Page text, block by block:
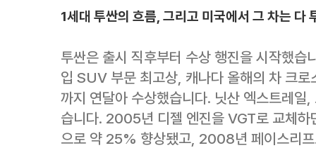
1세대 투싼의 흐름, 그리고 미국에서 그 차는 다
투싼은 출시 직후부터 수상 행진을 시작했
입 SUV 부문 최고상, 캐나다 올해의 차 크
까지 연달아 수상했습니다. 닛산 엑스트레일
습니다. 2005년 디젤 엔진을 VGT로 교체
으로 약 25% 향상됐고, 2008년 페이스리